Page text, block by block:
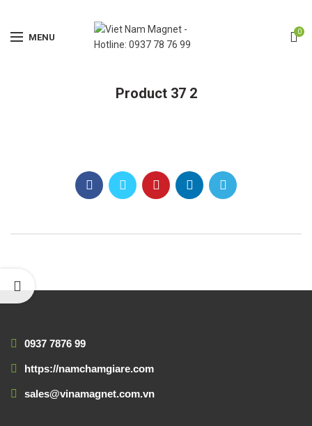
MENU 0
Product 37 2
0937 7876 99
https://namchamgiare.com
sales@vinamagnet.com.vn